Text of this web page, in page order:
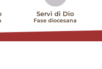
Servi di Dio
Fase diocesana